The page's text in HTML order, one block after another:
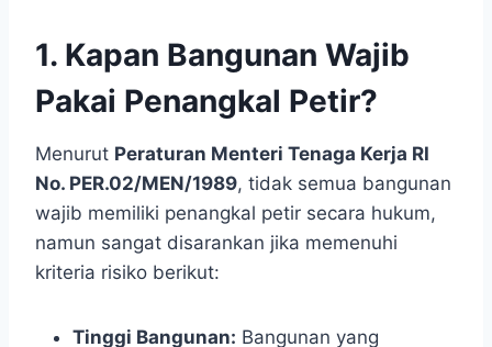
1. Kapan Bangunan Wajib
Pakai Penangkal Petir?
Menurut Peraturan Menteri Tenaga Kerja RI
No. PER.02/MEN/1989, tidak semua bangunan
wajib memiliki penangkal petir secara hukum,
namun sangat disarankan jika memenuhi
kriteria risiko berikut:
Tinggi Bangunan: Bangunan yang